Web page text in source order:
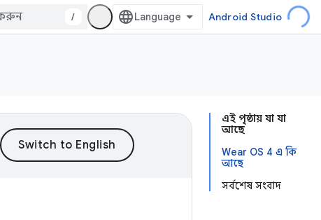
/ Android Studio
এই পৃষ্ঠায় যা যা
আছে
Wear OS 4 এ কি
আছে
সর্বশেষ সংবাদ